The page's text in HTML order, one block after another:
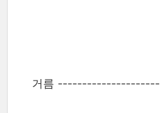
거름 ---------------------